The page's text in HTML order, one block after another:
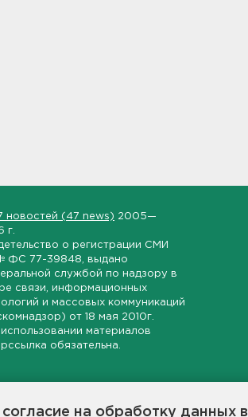
на обработку данных в
новостей (47 news) 2005—
г.
о регистрации СМИ
ФС 77-39848 , выдано
службой по надзору в
связи, информационных
и массовых коммуникаций
от 18 мая 2010г.
использовании материалов
обязательна.
активности в регионе.